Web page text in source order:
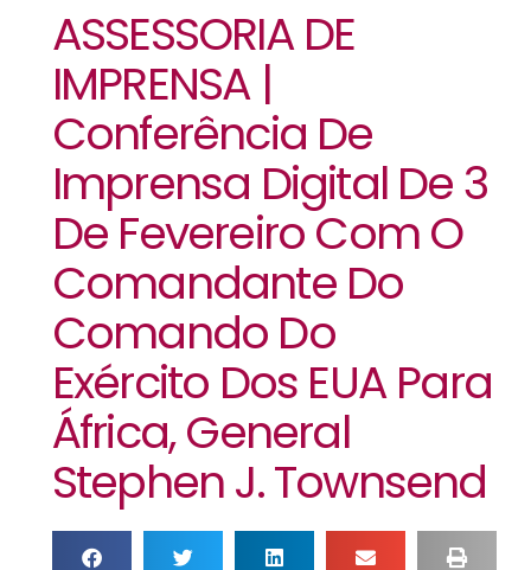
ASSESSORIA DE
IMPRENSA |
Conferência De
Imprensa Digital De 3
De Fevereiro Com O
Comandante Do
Comando Do
Exército Dos EUA Para
África, General
Stephen J. Townsend